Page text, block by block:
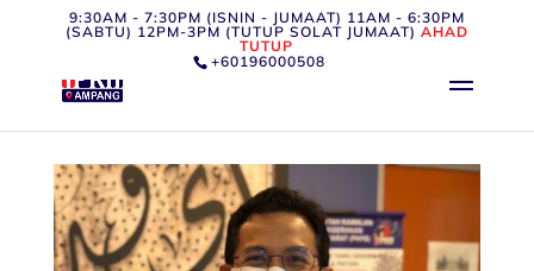
9:30AM - 7:30PM (ISNIN - JUMAAT) 11AM - 6:30PM
(SABTU) 12PM-3PM (TUTUP SOLAT JUMAAT) AHAD
TUTUP
+60196000508